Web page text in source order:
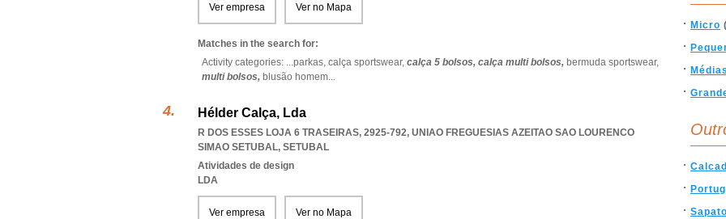
Ver empresa Ver no Mapa
Matches in the search for:
Activity categories: ...parkas, calça sportswear, calça 5 bolsos, calça multi bolsos, bermuda sportswear,
multi bolsos, blusão homem...
Hélder Calça, Lda
R DOS ESSES LOJA 6 TRASEIRAS, 2925-792, UNIAO FREGUESIAS AZEITAO SAO LOURENCO
SIMAO SETUBAL, SETUBAL
Atividades de design
LDA
Ver empresa Ver no Mapa
Micro